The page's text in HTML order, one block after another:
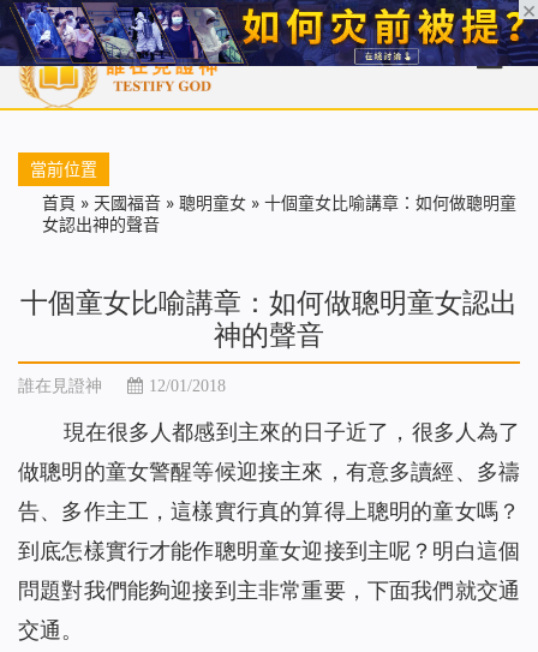
首頁 每日靈糧 天國福音 基督徒見證 信仰解答 聖經
當前位置
首頁 » 天國福音 » 聰明童女 » 十個童女比喻講章：如何做聰明童
女認出神的聲音
十個童女比喻講章：如何做聰明童女認出
神的聲音
誰在見證神 12/01/2018
現在很多人都感到 主來的日子近了， 很多人為了
做聰明的童女警醒等候迎接主來，有意多讀經、多禱
告、多作主工，這樣實行真的算得上聰明的童女嗎？
到底怎樣實行才能作聰明童女迎接到主呢？明白這個
問題對我們能夠迎接到主非常重要，下面我們就交通
交通。